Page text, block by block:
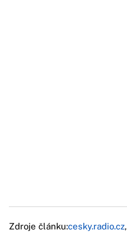
Zdroje článku:cesky.radio.cz,